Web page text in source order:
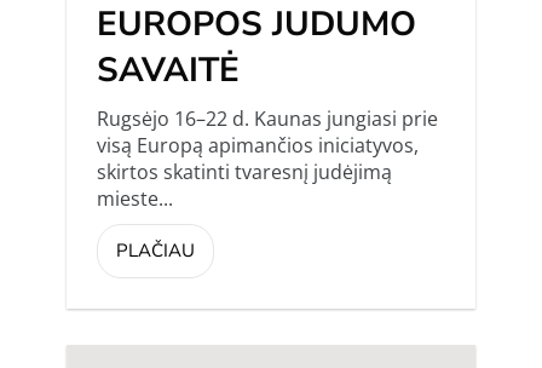
EUROPOS JUDUMO
SAVAITĖ
Rugsėjo 16–22 d. Kaunas jungiasi prie
visą Europą apimančios iniciatyvos,
skirtos skatinti tvaresnį judėjimą
mieste...
PLAČIAU